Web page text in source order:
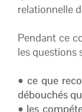
relationnelle
Pendant ce
les questions
• ce que
débouchés
• les